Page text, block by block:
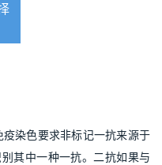
其中一种一抗。二抗如果与